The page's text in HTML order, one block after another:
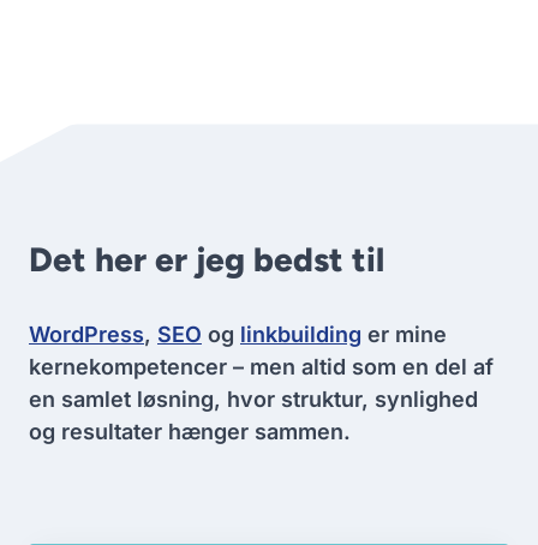
Det her er jeg bedst til
WordPress, SEO og linkbuilding er mine
kernekompetencer – men altid som en del af
en samlet løsning, hvor struktur, synlighed
og resultater hænger sammen.